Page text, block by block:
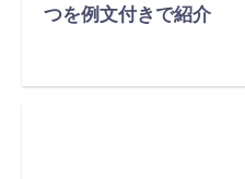
つを例文付きで紹介